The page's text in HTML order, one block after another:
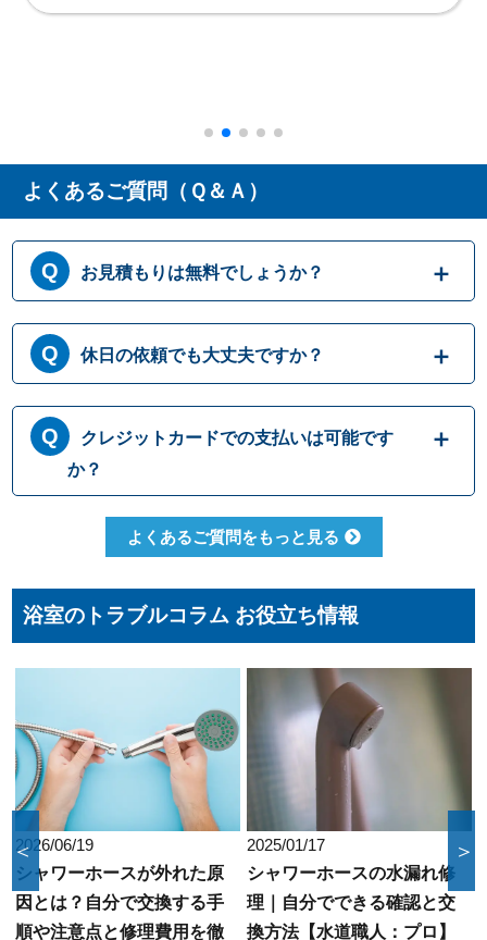
よくあるご質問（Ｑ＆Ａ）
お見積もりは無料でしょうか？
はい、まずは専門スタッフがお伺いし実際に
目で見て現場調査を行います。確認した内容
を元に、無料でお見積もりをご提示させてい
ただきます。もしお見積り内容がご希望に沿
わない場合も、キャンセル料等は一切発生い
たしません。お見積り内容にご納得・ご署名
いただかなければ作業を行うことはございま
せんので、安心してまずはご相談ください。
休日の依頼でも大丈夫ですか？
365日営業しております。休日、祝日、年末年
始いつでも対応可能です。それにかかる追加
料金は発生しません。ご安心ください。
クレジットカードでの支払いは可能です
か？
クレジットカードのご利用は、VISA、
Master、JCBカードからお選びいただけま
コンビニ決済、QR決済など、お客さまのご都
よくあるご質問をもっと見る
浴室のトラブルコラム お役立ち情報
2025/01/17
シャワーホースの水漏れ修
理｜自分でできる確認と交
換方法【水道職人：プロ】
2023/09/27
浴槽の流れが悪いのは何が
原因？つまりの予防法や修
理費用とあわせて解説
＜ ＞